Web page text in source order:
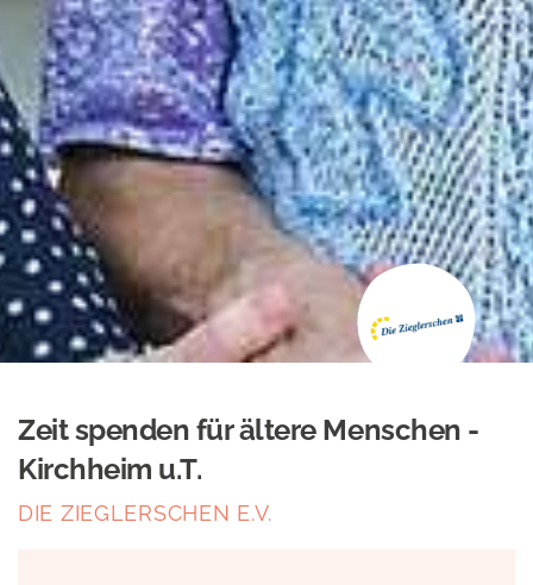
Zeit spenden für ältere Menschen -
Kirchheim u.T.
DIE ZIEGLERSCHEN E.V.